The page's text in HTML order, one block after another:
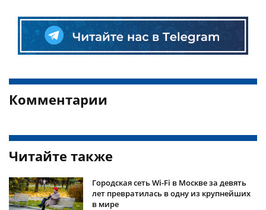
Комментарии
Читайте также
Городская сеть Wi-Fi в Москве за девять
лет превратилась в одну из крупнейших
в мире